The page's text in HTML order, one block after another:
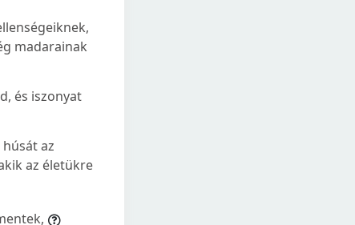
madarainak
és iszonyat
az
az életükre